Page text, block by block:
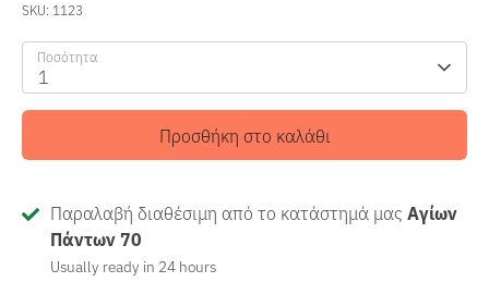
SKU: 1123
Ποσότητα
1
Προσθήκη στο καλάθι
Παραλαβή διαθέσιμη από το κατάστημά μας Αγίων
Πάντων 70
Usually ready in 24 hours